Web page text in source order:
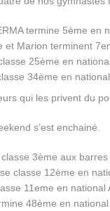
termine 5ème en
et Marion terminent
25ème en
34ème en
qui les privent du
s’est enchainé.
3ème aux
classe 12ème en
11eme en national
48ème en national